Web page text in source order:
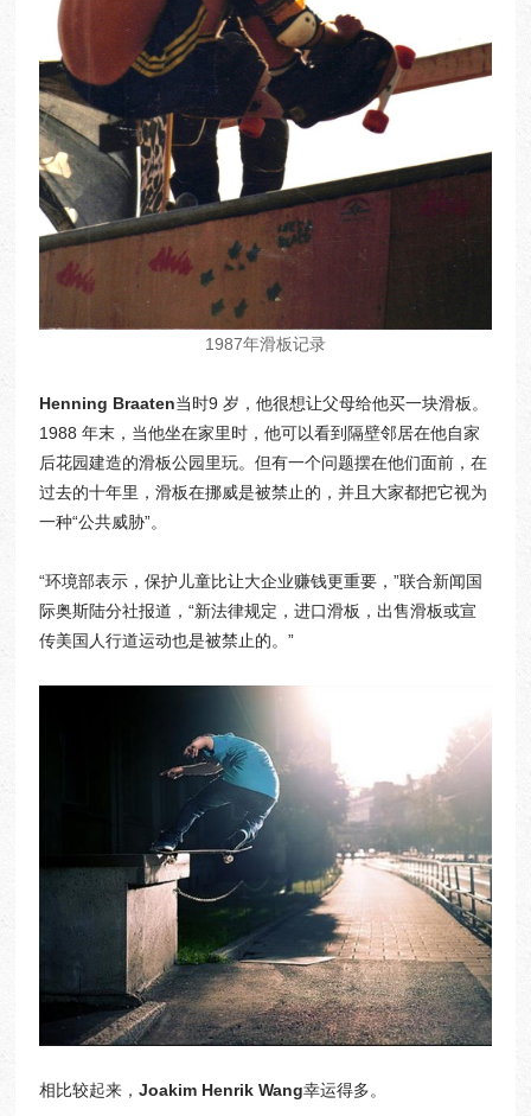
​1987年滑板记录
​Henning Braaten当时9 岁，他很想让父母给他买一块滑板。
1988 年末，当他坐在家里时，他可以看到隔壁邻居在他自家
后花园建造的滑板公园里玩。但有一个问题摆在他们面前，在
过去的十年里，滑板在挪威是被禁止的，并且大家都把它视为
一种“公共威胁”。
“环境部表示，保护儿童比让大企业赚钱更重要，”联合新闻国
际奥斯陆分社报道，“新法律规定，进口滑板，出售滑板或宣
传美国人行道运动也是被禁止的。”
​相比较起来，Joakim Henrik Wang幸运得多。